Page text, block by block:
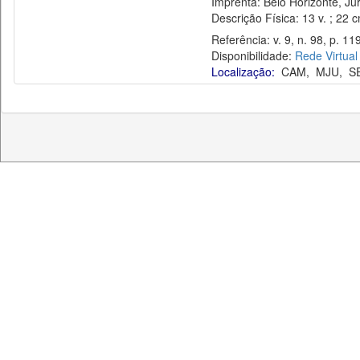
Descrição Física: 13 v. ; 22
Referência: v. 9, n. 98, p.
Disponibilidade: Rede
Localização: CAM, MJU,